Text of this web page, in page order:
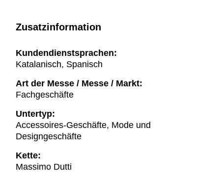
Zusatzinformation
Kundendienstsprachen:
Katalanisch, Spanisch
Art der Messe / Messe / Markt:
Fachgeschäfte
Untertyp:
Accessoires-Geschäfte, Mode und
Designgeschäfte
Kette:
Massimo Dutti